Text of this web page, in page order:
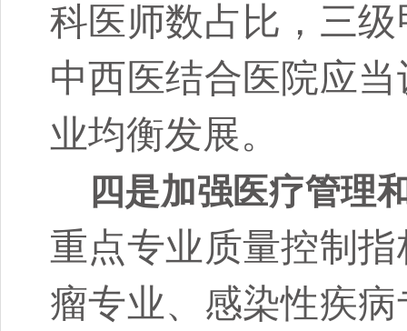
科医师数占比，三
中西医结合医院应
业均衡发展。
四是加强医疗管理
重点专业质量控制
瘤专业、感染性疾